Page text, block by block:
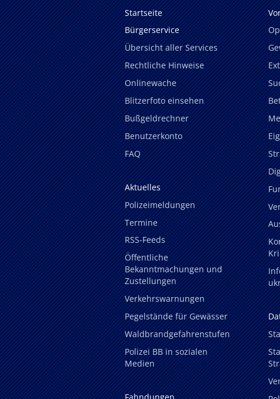
Startseite
Bürgerservice
Übersicht aller Services
Rechtliche Hinweise
Onlinewache
Blitzerfoto einsehen
Bußgeldrechner
Benutzerkonto
FAQ
Aktuelles
Polizeimeldungen
Termine
RSS-Feeds
Öffentliche
Bekanntmachungen und
Zustellungen
Verkehrswarnungen
Pegelstände für Gewässer
Waldbrandgefahrenstufen
Polizei BB in sozialen
Medien